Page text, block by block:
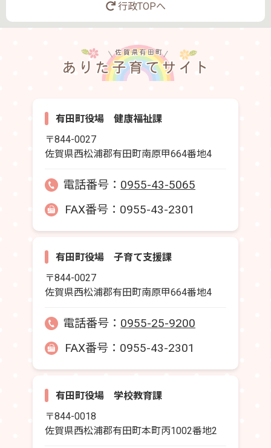
行政TOPへ
有田町役場 健康福祉課
〒844-0027
佐賀県西松浦郡有田町南原甲664番地4
電話番号： 0955-43-5065
FAX番号：0955-43-2301
有田町役場 子育て支援課
〒844-0027
佐賀県西松浦郡有田町南原甲664番地4
電話番号： 0955-25-9200
FAX番号：0955-43-2301
有田町役場 学校教育課
〒844-0018
佐賀県西松浦郡有田町本町丙1002番地2